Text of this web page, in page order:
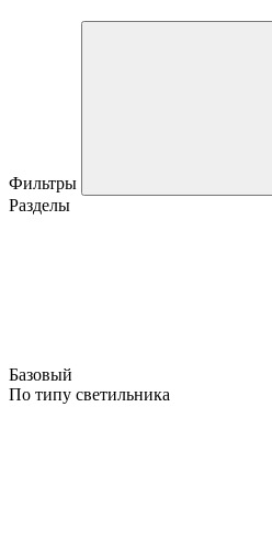
Фильтры
Разделы
Базовый
По типу светильника